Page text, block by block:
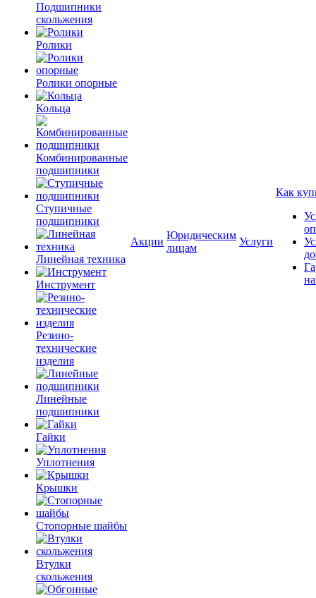
Подшипники
скольжения
Ролики
Ролики опорные
Кольца
Комбинированные
подшипники
Ступичные
подшипники
Линейная техника
Инструмент
Резино-
технические
изделия
Линейные
подшипники
Гайки
Уплотнения
Крышки
Стопорные шайбы
Втулки
скольжения
Акции
Юридическим
лицам
Услуги
Как